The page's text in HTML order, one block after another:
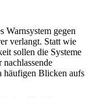
Warnsystem gegen
verlangt. Statt wie
sollen die Systeme
häufigen Blicken aufs